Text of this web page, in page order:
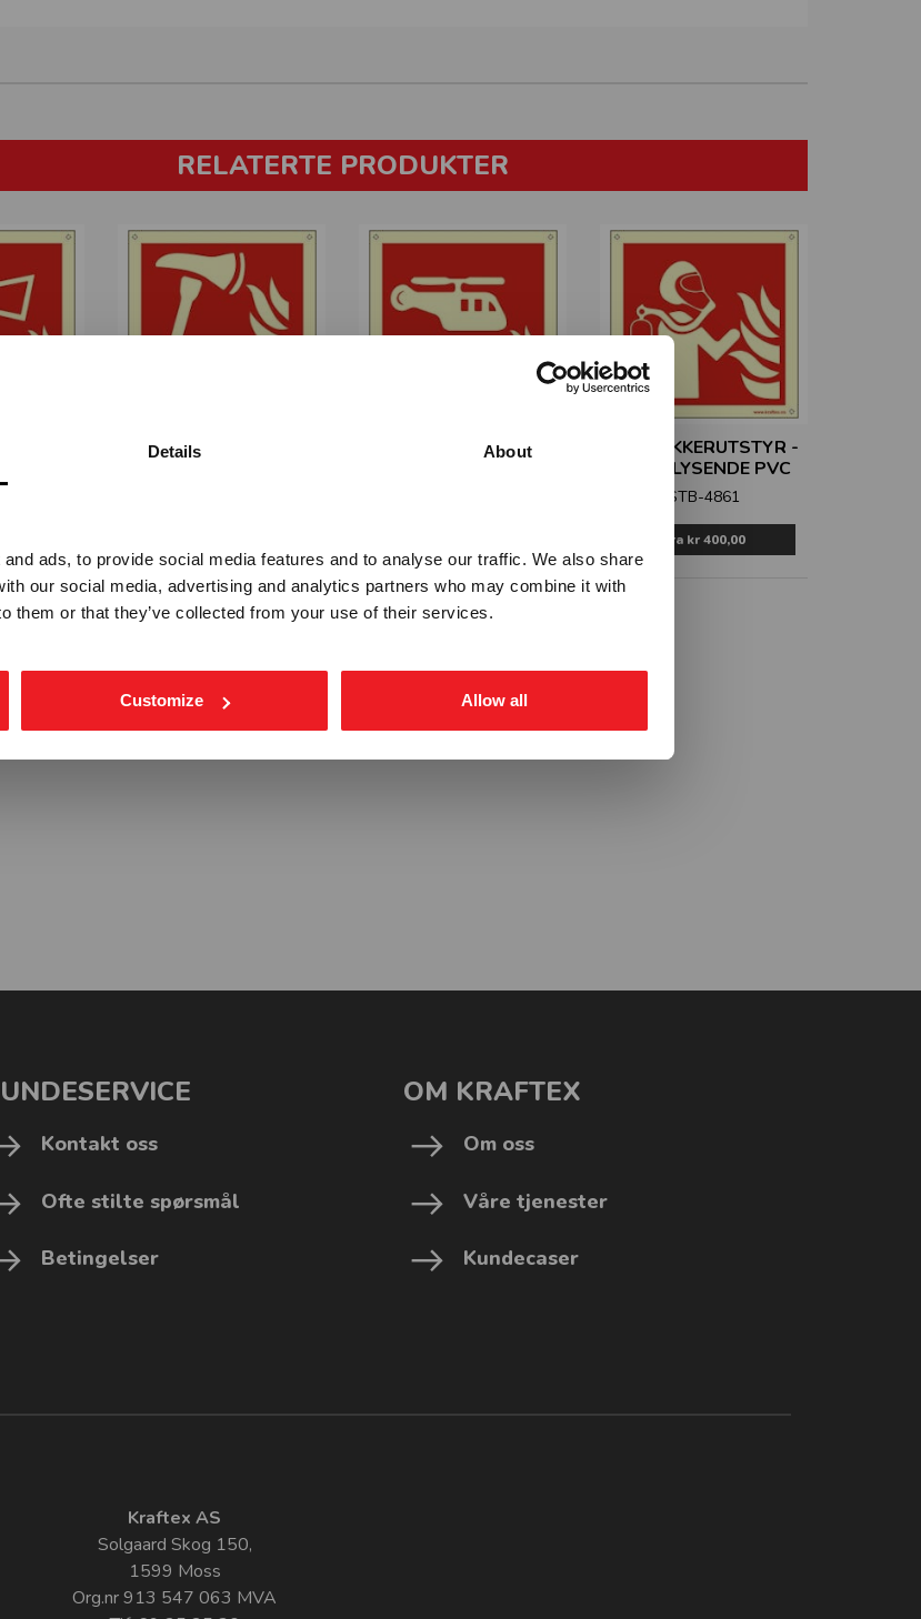
Details About
ads, to provide social media features and to analyse our traffic. We also share
our social media, advertising and analytics partners who may combine it with
them or that they’ve collected from your use of their services.
Customize Allow all
RELATERTE PRODUKTER
BRANNØKS -
BRANNUTSTYR
RØKDYKKERUTSTYR -
ETTERLYSENDE PVC
STB-4861
Fra kr 400,00
Kontakt oss
Ofte stilte spørsmål
Betingelser
OM KRAFTEX
Om oss
Våre tjenester
Kundecaser
Kraftex AS
Solgaard Skog 150,
1599 Moss
Org.nr 913 547 063 MVA
ekskl. mva.
PRIVAT
inkl. mva.